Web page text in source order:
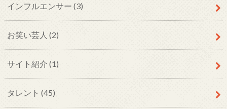
インフルエンサー (3)
お笑い芸人 (2)
サイト紹介 (1)
タレント (45)